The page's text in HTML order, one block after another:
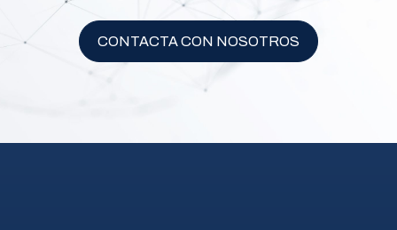
CONTACTA CON NOSOTROS